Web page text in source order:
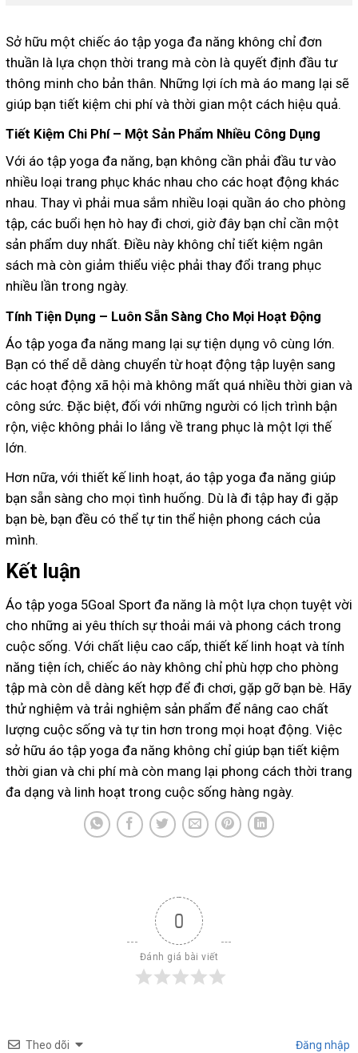
Sở hữu một chiếc áo tập yoga đa năng không chỉ đơn
thuần là lựa chọn thời trang mà còn là quyết định đầu tư
thông minh cho bản thân. Những lợi ích mà áo mang lại sẽ
giúp bạn tiết kiệm chi phí và thời gian một cách hiệu quả.
Tiết Kiệm Chi Phí – Một Sản Phẩm Nhiều Công Dụng
Với áo tập yoga đa năng, bạn không cần phải đầu tư vào
nhiều loại trang phục khác nhau cho các hoạt động khác
nhau. Thay vì phải mua sắm nhiều loại quần áo cho phòng
tập, các buổi hẹn hò hay đi chơi, giờ đây bạn chỉ cần một
sản phẩm duy nhất. Điều này không chỉ tiết kiệm ngân
sách mà còn giảm thiểu việc phải thay đổi trang phục
nhiều lần trong ngày.
Tính Tiện Dụng – Luôn Sẵn Sàng Cho Mọi Hoạt Động
Áo tập yoga đa năng mang lại sự tiện dụng vô cùng lớn.
Bạn có thể dễ dàng chuyển từ hoạt động tập luyện sang
các hoạt động xã hội mà không mất quá nhiều thời gian và
công sức. Đặc biệt, đối với những người có lịch trình bận
rộn, việc không phải lo lắng về trang phục là một lợi thế
lớn.
Hơn nữa, với thiết kế linh hoạt, áo tập yoga đa năng giúp
bạn sẵn sàng cho mọi tình huống. Dù là đi tập hay đi gặp
bạn bè, bạn đều có thể tự tin thể hiện phong cách của
mình.
Kết luận
Áo tập yoga 5Goal Sport đa năng là một lựa chọn tuyệt vời
cho những ai yêu thích sự thoải mái và phong cách trong
cuộc sống. Với chất liệu cao cấp, thiết kế linh hoạt và tính
năng tiện ích, chiếc áo này không chỉ phù hợp cho phòng
tập mà còn dễ dàng kết hợp để đi chơi, gặp gỡ bạn bè. Hãy
thử nghiệm và trải nghiệm sản phẩm để nâng cao chất
lượng cuộc sống và tự tin hơn trong mọi hoạt động. Việc
sở hữu áo tập yoga đa năng không chỉ giúp bạn tiết kiệm
thời gian và chi phí mà còn mang lại phong cách thời trang
đa dạng và linh hoạt trong cuộc sống hàng ngày.
0
Đánh giá bài viết
Theo dõi Đăng nhập